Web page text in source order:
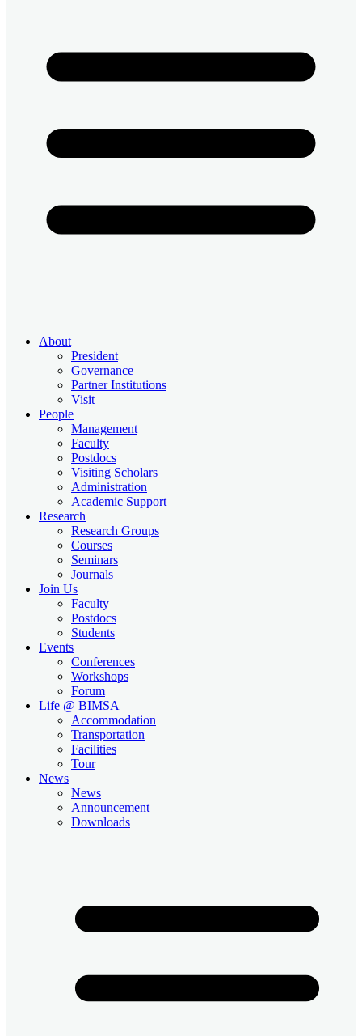
About
President
Governance
Partner Institutions
Visit
People
Management
Faculty
Postdocs
Visiting Scholars
Administration
Academic Support
Research
Research Groups
Courses
Seminars
Journals
Join Us
Faculty
Postdocs
Students
Events
Conferences
Workshops
Forum
Life @ BIMSA
Accommodation
Transportation
Facilities
Tour
News
News
Announcement
Downloads